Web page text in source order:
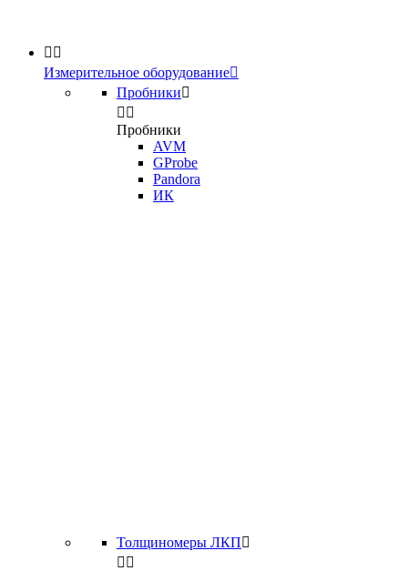
 
Измерительное оборудование
Пробники
 
Пробники
AVM
GProbe
Pandora
ИК
Толщиномеры ЛКП
 